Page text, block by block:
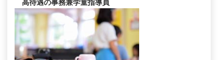
高待遇の事務兼学童指導員